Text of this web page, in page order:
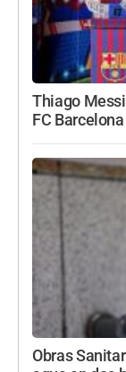
Thiago
FC
Obras